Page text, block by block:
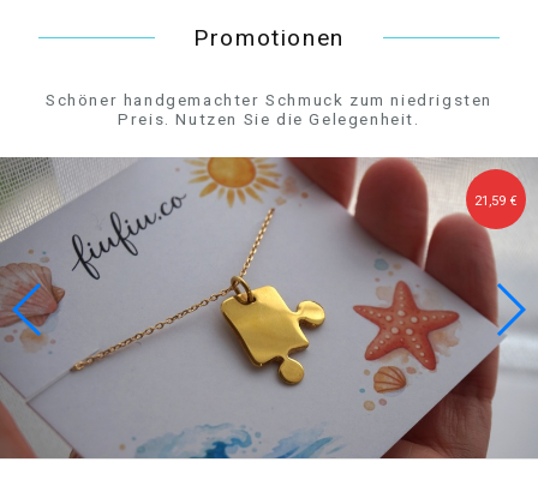
Promotionen
Schöner handgemachter Schmuck zum niedrigsten
Preis. Nutzen Sie die Gelegenheit.
30,24 €